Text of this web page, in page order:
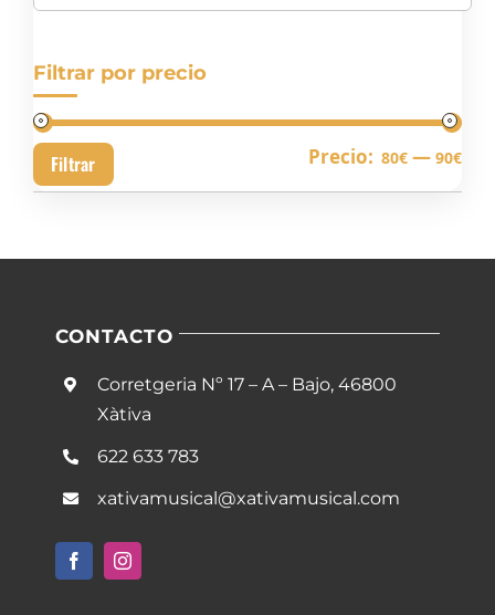
Filtrar por precio
Filtrar Precio: 80€ — 90€
CONTACTO
Corretgeria Nº 17 – A – Bajo, 46800
Xàtiva
622 633 783
xativamusical@xativamusical.com